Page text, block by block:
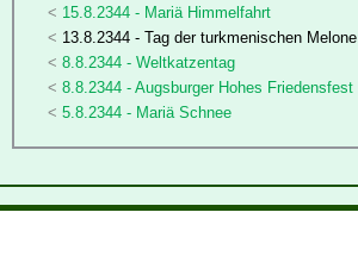
15.8.2344 - Mariä Himmelfahrt
13.8.2344 - Tag der turkmenischen Melone
8.8.2344 - Weltkatzentag
8.8.2344 - Augsburger Hohes Friedensfest
5.8.2344 - Mariä Schnee